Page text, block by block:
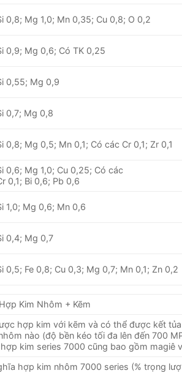
0,8; Mg 1,0; Mn 0,35; Cu 0,8; O 0,2
0,9; Mg 0,6; Có TK 0,25
0,55; Mg 0,9
0,7; Mg 0,8
0,8; Mg 0,5; Mn 0,1; Có các Cr 0,1; Zr 0,1
0,6; Mg 1,0; Cu 0,25; Có các
0,1; Bi 0,6; Pb 0,6
1,0; Mg 0,6; Mn 0,6
0,4; Mg 0,7
0,5; Fe 0,8; Cu 0,3; Mg 0,7; Mn 0,1; Zn 0,2
Kim Nhôm + Kẽm
hợp kim với kẽm và có thể được kết
nào (độ bền kéo tối đa lên đến 700
kim series 7000 cũng bao gồm magiê
hợp kim nhôm 7000 series (% trọng